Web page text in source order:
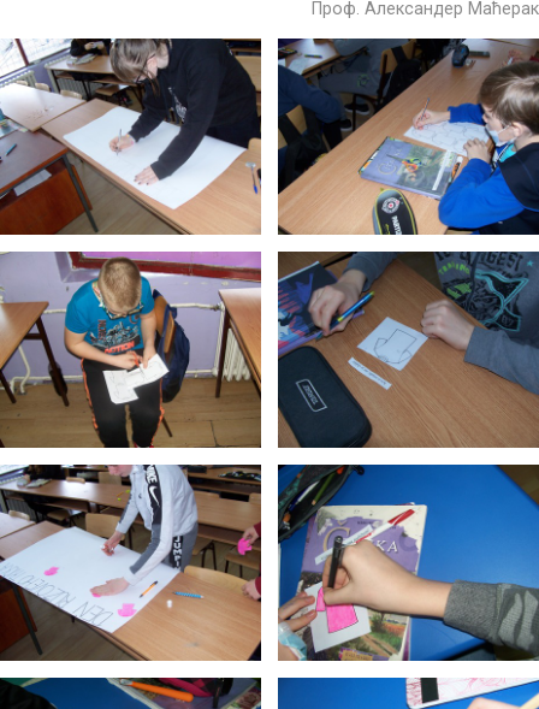
Проф. Александер Маћерак